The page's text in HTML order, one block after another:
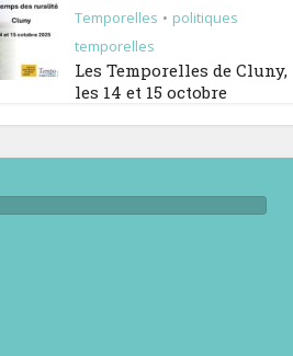
Temporelles • politiques
temporelles
Les Temporelles de Cluny,
les 14 et 15 octobre